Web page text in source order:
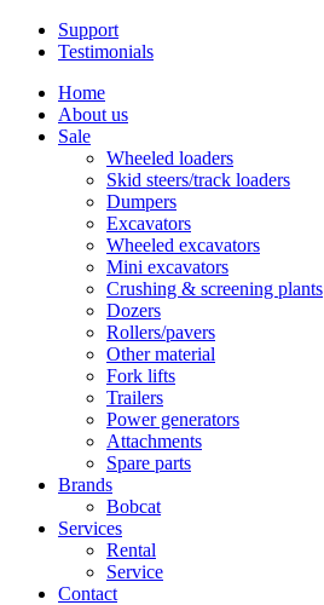
Support
Testimonials
Home
About us
Sale
Wheeled loaders
Skid steers/track loaders
Dumpers
Excavators
Wheeled excavators
Mini excavators
Crushing & screening plants
Dozers
Rollers/pavers
Other material
Fork lifts
Trailers
Power generators
Attachments
Spare parts
Brands
Bobcat
Services
Rental
Service
Contact